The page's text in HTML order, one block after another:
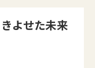
よせた未来